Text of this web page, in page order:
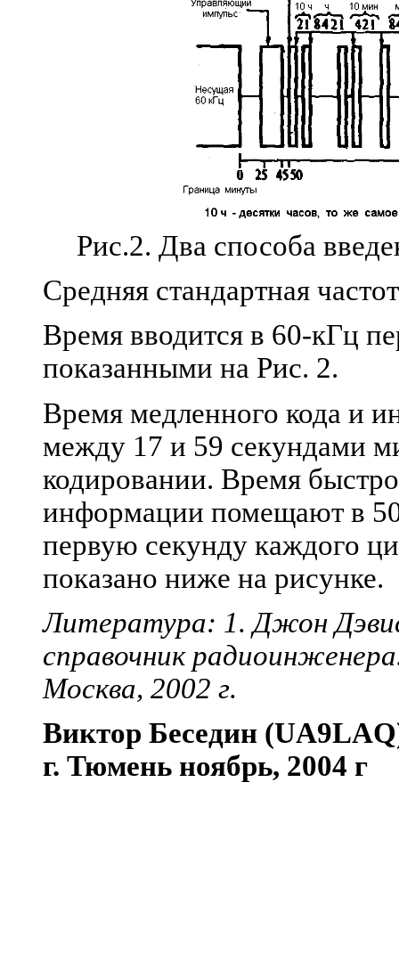
Рис.2. Два способа
Средняя стандартная
Время вводится в 60-кГц
показанными на Рис. 2.
Время медленного кода и
между 17 и 59 секундами
кодировании. Время
информации помещают в
первую секунду каждого
показано ниже на рисунке.
Литература: 1. Джон
справочник
Москва, 2002 г.
Виктор Беседин
г. Тюмень ноябрь, 2004 г